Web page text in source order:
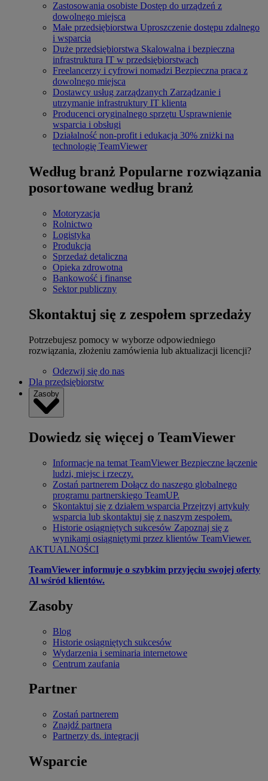
Zastosowania osobiste Dostęp do urządzeń z
dowolnego miejsca
Małe przedsiębiorstwa Uproszczenie dostępu zdalnego
i wsparcia
Duże przedsiębiorstwa Skalowalna i bezpieczna
infrastruktura IT w przedsiębiorstwach
Freelancerzy i cyfrowi nomadzi Bezpieczna praca z
dowolnego miejsca
Dostawcy usług zarządzanych Zarządzanie i
utrzymanie infrastruktury IT klienta
Producenci oryginalnego sprzętu Usprawnienie
wsparcia i obsługi
Działalność non-profit i edukacja 30% zniżki na
technologię TeamViewer
Według branż Popularne rozwiązania
posortowane według branż
Motoryzacja
Rolnictwo
Logistyka
Produkcja
Sprzedaż detaliczna
Opieka zdrowotna
Bankowość i finanse
Sektor publiczny
Skontaktuj się z zespołem sprzedaży
Potrzebujesz pomocy w wyborze odpowiedniego
rozwiązania, złożeniu zamówienia lub aktualizacji licencji?
Odezwij się do nas
Dla przedsiębiorstw
Zasoby
Dowiedz się więcej o TeamViewer
Informacje na temat TeamViewer Bezpieczne łączenie
ludzi, miejsc i rzeczy.
Zostań partnerem Dołącz do naszego globalnego
programu partnerskiego TeamUP.
Skontaktuj się z działem wsparcia Przejrzyj artykuły
wsparcia lub skontaktuj się z naszym zespołem.
Historie osiągniętych sukcesów Zapoznaj się z
wynikami osiągniętymi przez klientów TeamViewer.
AKTUALNOŚCI
TeamViewer informuje o szybkim przyjęciu swojej oferty
Al wśród klientów.
Zasoby
Blog
Historie osiągniętych sukcesów
Wydarzenia i seminaria internetowe
Centrum zaufania
Partner
Zostań partnerem
Znajdź partnera
Partnerzy ds. integracji
Wsparcie